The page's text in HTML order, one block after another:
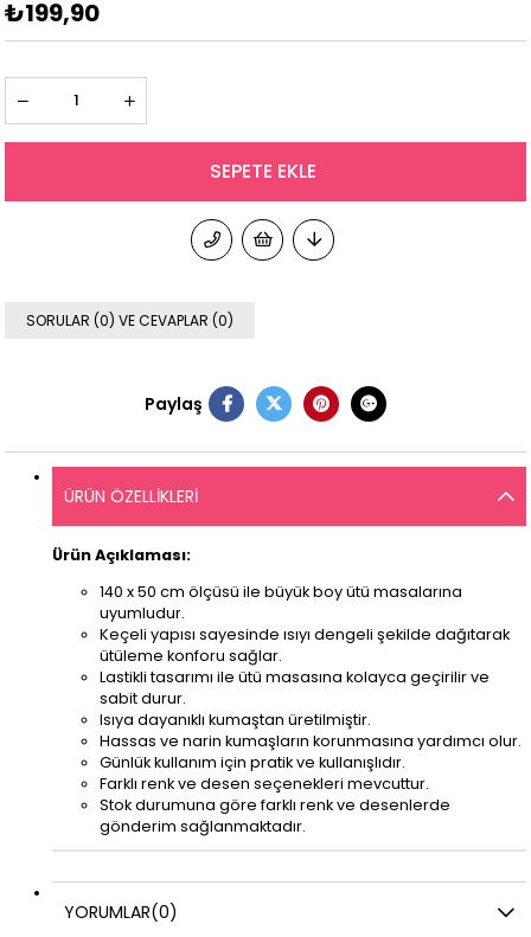
₺199,90
SORULAR (0) VE CEVAPLAR (0)
Paylaş
ÜRÜN ÖZELLIKLERI
Ürün Açıklaması:
140 x 50 cm ölçüsü ile büyük boy ütü masalarına
uyumludur.
Keçeli yapısı sayesinde ısıyı dengeli şekilde dağıtarak
ütüleme konforu sağlar.
Lastikli tasarımı ile ütü masasına kolayca geçirilir ve
sabit durur.
Isıya dayanıklı kumaştan üretilmiştir.
Hassas ve narin kumaşların korunmasına yardımcı olur.
Günlük kullanım için pratik ve kullanışlıdır.
Farklı renk ve desen seçenekleri mevcuttur.
Stok durumuna göre farklı renk ve desenlerde
gönderim sağlanmaktadır.
YORUMLAR(0)